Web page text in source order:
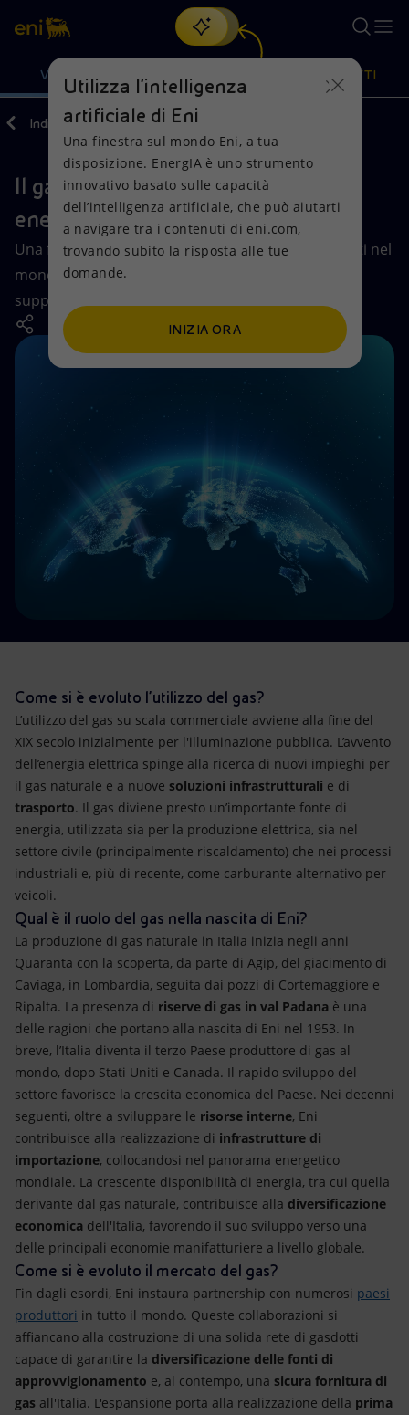
Cerca
scopri EnergIA, la nostra nuova soluzione di intelligenza
artificiale.
VISIONE
Visione
Mission e valori
Persone e Partnership
Net Zero
Modello satellitare
Energia accessibile
Innovazione
Scenari energetici
Azioni
Diversificazione energetica
Tecnologie per la transizione
Collaborazioni per l'innovazione
Attività nel mondo
PRODOTTI
Prodotti
Casa
Imprese
Mobilità
Indietro Visione Scenari energetici
Il gas naturale nello scenario
energetico globale
Una fonte versatile che accompagna i cambiamenti nel
mondo dell’energia e che può avere un ruolo di
supporto nel percorso di decarbonizzazione.
Come si è evoluto l’utilizzo del gas?
L’utilizzo del gas su scala commerciale avviene alla fine del
XIX secolo inizialmente per l'illuminazione pubblica. L’avvento
dell’energia elettrica spinge alla ricerca di nuovi impieghi per
il gas naturale e a nuove soluzioni infrastrutturali e di
trasporto. Il gas diviene presto un’importante fonte di
energia, utilizzata sia per la produzione elettrica, sia nel
settore civile (principalmente riscaldamento) che nei processi
industriali e, più di recente, come carburante alternativo per
veicoli.
Qual è il ruolo del gas nella nascita di Eni?
La produzione di gas naturale in Italia inizia negli anni
Quaranta con la scoperta, da parte di Agip, del giacimento di
Caviaga, in Lombardia, seguita dai pozzi di Cortemaggiore e
Ripalta. La presenza di riserve di gas in val Padana è una
delle ragioni che portano alla nascita di Eni nel 1953. In
breve, l’Italia diventa il terzo Paese produttore di gas al
mondo, dopo Stati Uniti e Canada. Il rapido sviluppo del
settore favorisce la crescita economica del Paese. Nei decenni
seguenti, oltre a sviluppare le risorse interne, Eni
contribuisce alla realizzazione di infrastrutture di
importazione, collocandosi nel panorama energetico
mondiale. La crescente disponibilità di energia, tra cui quella
derivante dal gas naturale, contribuisce alla diversificazione
economica dell'Italia, favorendo il suo sviluppo verso una
delle principali economie manifatturiere a livello globale.
Come si è evoluto il mercato del gas?
Fin dagli esordi, Eni instaura partnership con numerosi paesi
produttori in tutto il mondo. Queste collaborazioni si
affiancano alla costruzione di una solida rete di gasdotti
capace di garantire la diversificazione delle fonti di
approvvigionamento e, al contempo, una sicura fornitura di
gas all'Italia. L'espansione porta alla realizzazione della prima
Utilizza l'intelligenza
artificiale di Eni
Una finestra sul mondo Eni, a tua
disposizione. EnergIA è uno strumento
innovativo basato sulle capacità
dell’intelligenza artificiale, che può aiutarti
a navigare tra i contenuti di eni.com,
trovando subito la risposta alle tue
domande.
INIZIA ORA